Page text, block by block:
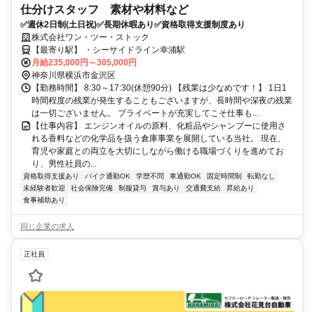
仕分けスタッフ 素材や材料など
✅週休2日制(土日祝)✅長期休暇あり✅資格取得支援制度あり
株式会社ワン・ツー・ストック
【最寄り駅】 ・シーサイドライン幸浦駅
月給235,000円～305,000円
神奈川県横浜市金沢区
【勤務時間】 8:30～17:30(休憩90分) 【残業は少なめです！】 1日1
時間程度の残業が発生することもございますが、長時間や深夜の残業
は一切ございません。 プライベートが充実してこそ仕事も...
【仕事内容】 エンジンオイルの原料、化粧品やシャンプーに使用さ
れる香料などの化学品を扱う倉庫事業を展開している当社。 現在、
育児や家庭との両立を大切にしながら働ける職場づくりを進めてお
り、男性社員の...
資格取得支援あり バイク通勤OK 学歴不問 車通勤OK 固定時間制
転勤なし
未経験者歓迎
社会保険完備 制服貸与 賞与あり 交通費支給
昇給あり
食事補助あり
同じ企業の求人
正社員